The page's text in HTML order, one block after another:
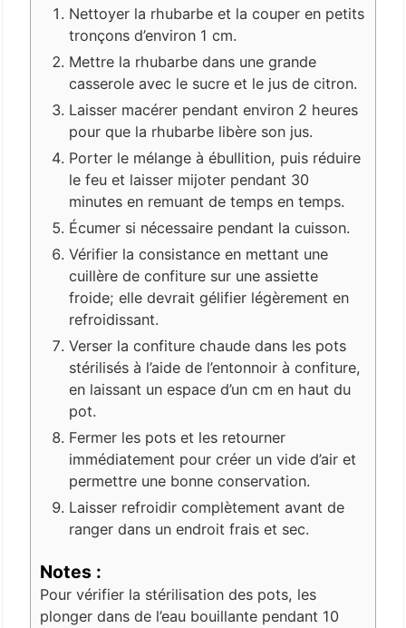
Nettoyer la rhubarbe et la couper en petits
tronçons d’environ 1 cm.
Mettre la rhubarbe dans une grande
casserole avec le sucre et le jus de citron.
Laisser macérer pendant environ 2 heures
pour que la rhubarbe libère son jus.
Porter le mélange à ébullition, puis réduire
le feu et laisser mijoter pendant 30
minutes en remuant de temps en temps.
Écumer si nécessaire pendant la cuisson.
Vérifier la consistance en mettant une
cuillère de confiture sur une assiette
froide; elle devrait gélifier légèrement en
refroidissant.
Verser la confiture chaude dans les pots
stérilisés à l’aide de l’entonnoir à confiture,
en laissant un espace d’un cm en haut du
pot.
Fermer les pots et les retourner
immédiatement pour créer un vide d’air et
permettre une bonne conservation.
Laisser refroidir complètement avant de
ranger dans un endroit frais et sec.
Notes :
Pour vérifier la stérilisation des pots, les
plonger dans de l’eau bouillante pendant 10